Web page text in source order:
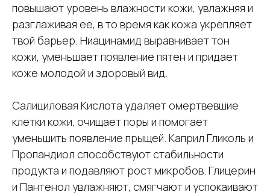
повышают уровень влажности кожи, увлажняя и
разглаживая ее, в то время как кожа укрепляет
твой барьер. Ниацинамид выравнивает тон
кожи, уменьшает появление пятен и придает
коже молодой и здоровый вид.
Салициловая Кислота удаляет омертвевшие
клетки кожи, очищает поры и помогает
уменьшить появление прыщей. Каприл Гликоль и
Пропандиол способствуют стабильности
продукта и подавляют рост микробов. Глицерин
и Пантенол увлажняют, смягчают и успокаивают